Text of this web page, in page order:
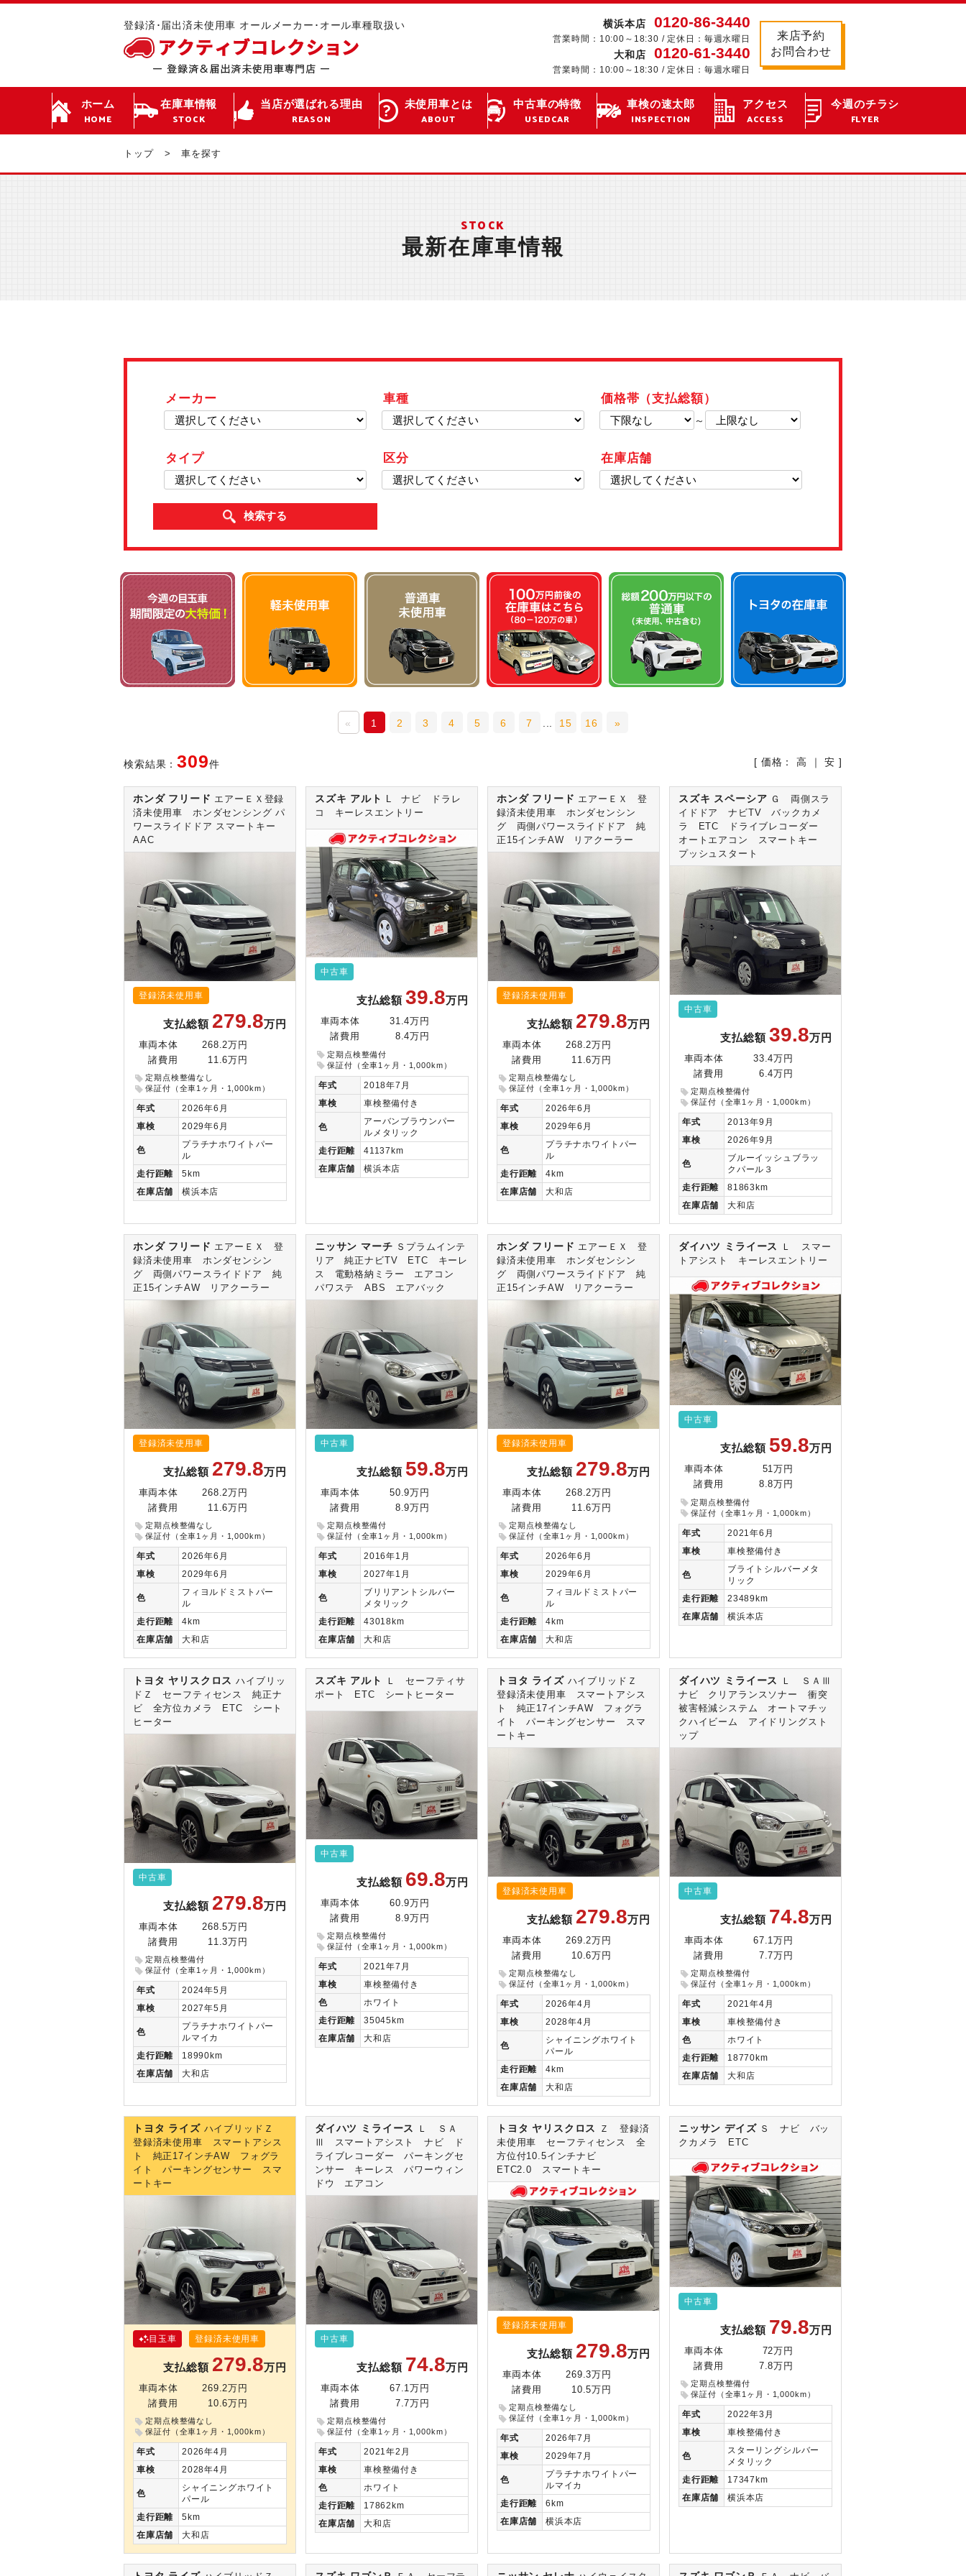
登録済･届出済未使用車 オールメーカー･オール車種取扱い 横浜本店 0120-86-3440
営業時間：10:00～18:30 / 定休日：毎週水曜日
大和店 0120-61-3440
営業時間：10:00～18:30 / 定休日：毎週水曜日
来店予約
お問合わせ
ホーム
HOME
在庫車情報
STOCK
当店が選ばれる理由
REASON
未使用車とは
ABOUT
中古車の特徴
USEDCAR
車検の速太郎
INSPECTION
アクセス
ACCESS
今週のチラシ
FLYER
トップ 車を探す
STOCK
最新在庫車情報
メーカー 車種 価格帯（支払総額）
～
タイプ 区分 在庫店舗
« 1 2 3 4 5 6 7 15 16 »
[ 価格：高 ｜安 ]
検索結果：309件
ホンダ フリード エアーＥＸ登録
済未使用車 ホンダセンシング パ
ワースライドドア スマートキー
AAC
登録済未使用車
支払総額 279.8万円
車両本体
268.2万円
諸費用
11.6万円
定期点検整備なし
保証付（全車1ヶ月・1,000km）
年式
2026年6月
車検
2029年6月
色
プラチナホワイトパー
ル
走行距離
5km
在庫店舗 横浜本店
スズキ アルト
L ナビ ドラレ
コ キーレスエントリー
中古車
支払総額39.8万円
車両本体
31.4万円
諸費用
8.4万円
定期点検整備付
保証付（全車1ヶ月・1,000km）
年式
2018年7月
車検
車検整備付き
色
アーバンブラウンパー
ルメタリック
走行距離
41137km
在庫店舗 横浜本店
ホンダ フリード エアーＥＸ 登
録済未使用車 ホンダセンシン
グ 両側パワースライドドア 純
正15インチAW リアクーラー
登録済未使用車
支払総額 279.8万円
車両本体
268.2万円
諸費用
11.6万円
定期点検整備なし
保証付（全車1ヶ月・1,000km）
年式
2026年6月
車検
2029年6月
色
プラチナホワイトパー
ル
走行距離
4km
在庫店舗 大和店
スズキ スペーシア Ｇ 両側スラ
イドドア ナビTV バックカメ
ラ ETC ドライブレコーダー
オートエアコン スマートキー
プッシュスタート
中古車
支払総額39.8万円
車両本体
33.4万円
諸費用
6.4万円
定期点検整備付
保証付（全車1ヶ月・1,000km）
年式
2013年9月
車検
2026年9月
色
ブルーイッシュブラッ
クパール３
走行距離
81863km
在庫店舗 大和店
ホンダ フリード エアーＥＸ 登
録済未使用車 ホンダセンシン
グ 両側パワースライドドア 純
正15インチAW リアクーラー
登録済未使用車
支払総額 279.8万円
車両本体
268.2万円
諸費用
11.6万円
定期点検整備なし
保証付（全車1ヶ月・1,000km）
年式
2026年6月
車検
2029年6月
色
フィヨルドミストパー
ル
走行距離
4km
在庫店舗 大和店
ニッサン マーチ Ｓプラムインテ
リア 純正ナビTV ETC キーレ
ス 電動格納ミラー エアコン
パワステ ABS エアバック
中古車
支払総額 59.8万円
車両本体
50.9万円
諸費用
8.9万円
定期点検整備付
保証付（全車1ヶ月・1,000km）
年式
2016年1月
車検
2027年1月
色
ブリリアントシルバー
メタリック
走行距離
43018km
在庫店舗 大和店
ホンダ フリード エアーＥＸ 登
録済未使用車 ホンダセンシン
グ 両側パワースライドドア 純
正15インチAW リアクーラー
登録済未使用車
支払総額 279.8万円
車両本体
268.2万円
諸費用
11.6万円
定期点検整備なし
保証付（全車1ヶ月・1,000km）
年式
2026年6月
車検
2029年6月
色
フィヨルドミストパー
ル
走行距離
4km
在庫店舗 大和店
ダイハツ ミライース
Ｌ スマー
トアシスト キーレスエントリー
中古車
支払総額 59.8万円
車両本体
51万円
諸費用
8.8万円
定期点検整備付
保証付（全車1ヶ月・1,000km）
年式
2021年6月
車検
車検整備付き
色
ブライトシルバーメタ
リック
走行距離
23489km
在庫店舗 横浜本店
トヨタ ヤリスクロスハイブリッ
ドＺ セーフティセンス 純正ナ
ビ 全方位カメラ ETC シート
ヒーター
中古車
支払総額 279.8万円
車両本体
268.5万円
諸費用
11.3万円
定期点検整備付
保証付（全車1ヶ月・1,000km）
年式
2024年5月
車検
2027年5月
色
プラチナホワイトパー
ルマイカ
走行距離
18990km
在庫店舗 大和店
スズキ アルト
Ｌ セーフティサ
ポート ETC シートヒーター
中古車
支払総額 69.8万円
車両本体
60.9万円
諸費用
8.9万円
定期点検整備付
保証付（全車1ヶ月・1,000km）
年式
2021年7月
車検
車検整備付き
色
ホワイト
走行距離
35045km
在庫店舗 大和店
トヨタ ライズ ハイブリッドＺ
登録済未使用車 スマートアシス
ト 純正17インチAW フォグラ
イト パーキングセンサー スマ
ートキー
登録済未使用車
支払総額 279.8万円
車両本体
269.2万円
諸費用
10.6万円
定期点検整備なし
保証付（全車1ヶ月・1,000km）
年式
2026年4月
車検
2028年4月
色
シャイニングホワイト
パール
走行距離
4km
在庫店舗 大和店
ダイハツ ミライース
Ｌ ＳＡⅢ
ナビ クリアランスソナー 衝突
被害軽減システム オートマチッ
クハイビーム アイドリングスト
ップ
中古車
支払総額 74.8万円
車両本体
67.1万円
諸費用
7.7万円
定期点検整備付
保証付（全車1ヶ月・1,000km）
年式
2021年4月
車検
車検整備付き
色
ホワイト
走行距離
18770km
在庫店舗 大和店
トヨタ ライズ ハイブリッドＺ
登録済未使用車 スマートアシス
ト 純正17インチAW フォグラ
イト パーキングセンサー スマ
ートキー
目玉車 登録済未使用車
支払総額 279.8万円
車両本体
269.2万円
諸費用
10.6万円
定期点検整備なし
保証付（全車1ヶ月・1,000km）
年式
2026年4月
車検
2028年4月
色
シャイニングホワイト
パール
走行距離
5km
在庫店舗 大和店
ダイハツ ミライース
Ｌ ＳＡ
Ⅲ スマートアシスト ナビ ド
ライブレコーダー パーキングセ
ンサー キーレス パワーウィン
ドウ エアコン
中古車
支払総額 74.8万円
車両本体
67.1万円
諸費用
7.7万円
定期点検整備付
保証付（全車1ヶ月・1,000km）
年式
2021年2月
車検
車検整備付き
色
ホワイト
走行距離
17862km
在庫店舗 大和店
トヨタ ヤリスクロス
Ｚ 登録済
未使用車 セーフティセンス 全
方位付10.5インチナビ
ETC2.0 スマートキー
登録済未使用車
支払総額 279.8万円
車両本体
269.3万円
諸費用
10.5万円
定期点検整備なし
保証付（全車1ヶ月・1,000km）
年式
2026年7月
車検
2029年7月
色
プラチナホワイトパー
ルマイカ
走行距離
6km
在庫店舗 横浜本店
ニッサン デイズ Ｓ ナビ バッ
クカメラ ETC
中古車
支払総額 79.8万円
車両本体
72万円
諸費用
7.8万円
定期点検整備付
保証付（全車1ヶ月・1,000km）
年式
2022年3月
車検
車検整備付き
色
スターリングシルバー
メタリック
走行距離
17347km
在庫店舗 横浜本店